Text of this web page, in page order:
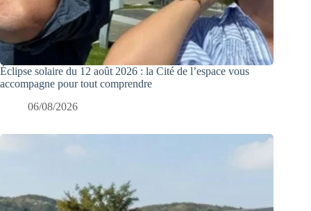
Éclipse solaire du 12 août 2026 : la Cité de l’espace vous
accompagne pour tout comprendre
06/08/2026